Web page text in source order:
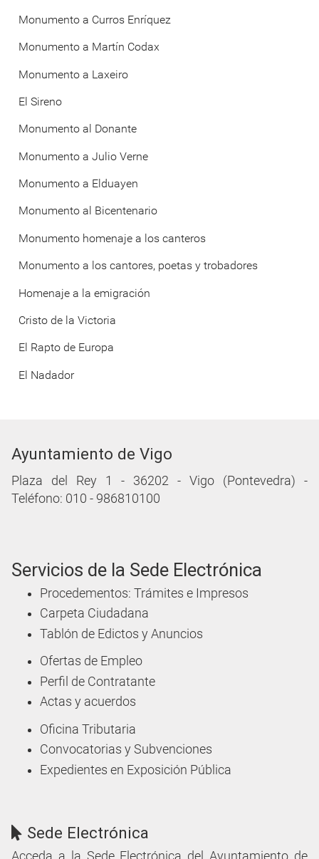
Monumento a Curros Enríquez
Monumento a Martín Codax
Monumento a Laxeiro
El Sireno
Monumento al Donante
Monumento a Julio Verne
Monumento a Elduayen
Monumento al Bicentenario
Monumento homenaje a los canteros
Monumento a los cantores, poetas y trobadores
Homenaje a la emigración
Cristo de la Victoria
El Rapto de Europa
El Nadador
Ayuntamiento de Vigo
Plaza del Rey 1 - 36202 - Vigo (Pontevedra) -
Teléfono: 010 - 986810100
Servicios de la Sede Electrónica
Procedementos: Trámites e Impresos
Carpeta Ciudadana
Tablón de Edictos y Anuncios
Ofertas de Empleo
Perfil de Contratante
Actas y acuerdos
Oficina Tributaria
Convocatorias y Subvenciones
Expedientes en Exposición Pública
Sede Electrónica
Acceda a la Sede Electrónica del Ayuntamiento de